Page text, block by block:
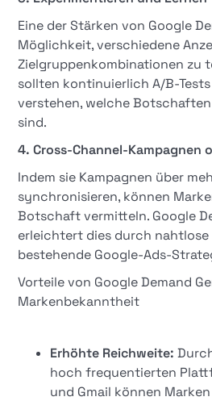
Eine der Stärken von Google
Möglichkeit, verschiedene
Zielgruppenkombinationen zu
sollten kontinuierlich A/B-
verstehen, welche
sind.
4. Cross-Channel-Kampagnen
Indem sie Kampagnen über
synchronisieren, können
Botschaft vermitteln. Google
erleichtert dies durch
bestehende Google-Ads-
Vorteile von Google Demand
Markenbekanntheit
Erhöhte Reichweite:
hoch frequentierten
und Gmail können